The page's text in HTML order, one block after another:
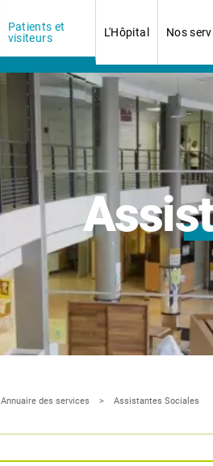
Patients et
visiteurs
L'Hôpital Nos
Annuaire des services Assistantes Sociales